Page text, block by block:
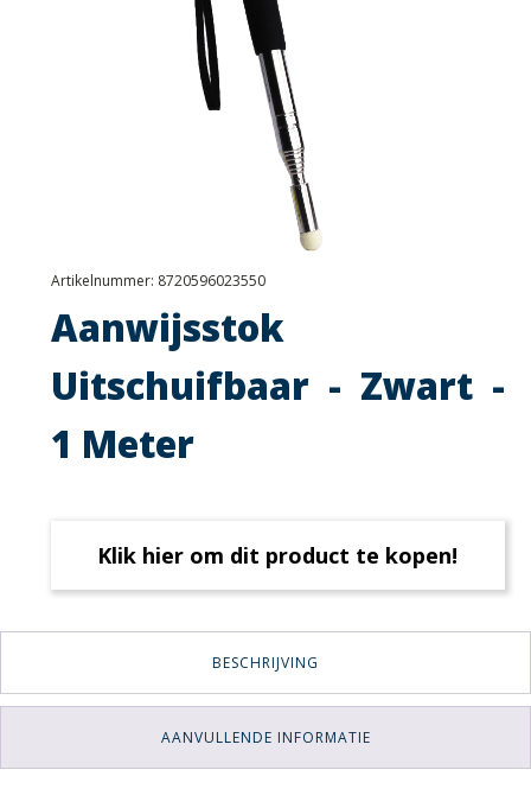
Artikelnummer: 8720596023550
Aanwijsstok
Uitschuifbaar - Zwart -
1 Meter
Klik hier om dit product te kopen!
BESCHRIJVING
AANVULLENDE INFORMATIE